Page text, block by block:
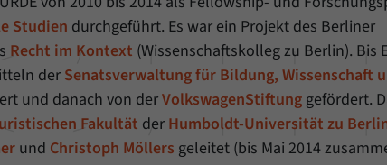
Studien durchgeführt. Es war ein Projekt des Berliner
Recht im Kontext (Wissenschaftskolleg zu Berlin). Bis
der Senatsverwaltung für Bildung, Wissenschaft
und danach von derVolkswagenStiftung gefördert.
Fakultät der Humboldt-Universität zu
und Christoph Möllers geleitet (bis Mai 2014
_pk_ref
Matomo
6 Monate
Mit diesem Cookie können wir speichern, von
welcher Internetseite oder Suchmaschine Besucher